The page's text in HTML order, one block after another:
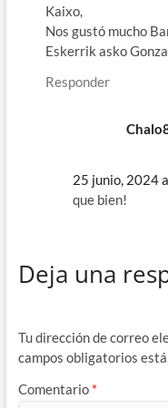
Kaixo,
Nos gustó mucho
Eskerrik asko
Responder
25 junio, 2024
que bien!
Deja una
Tu dirección de correo
campos obligatorios
Comentario *